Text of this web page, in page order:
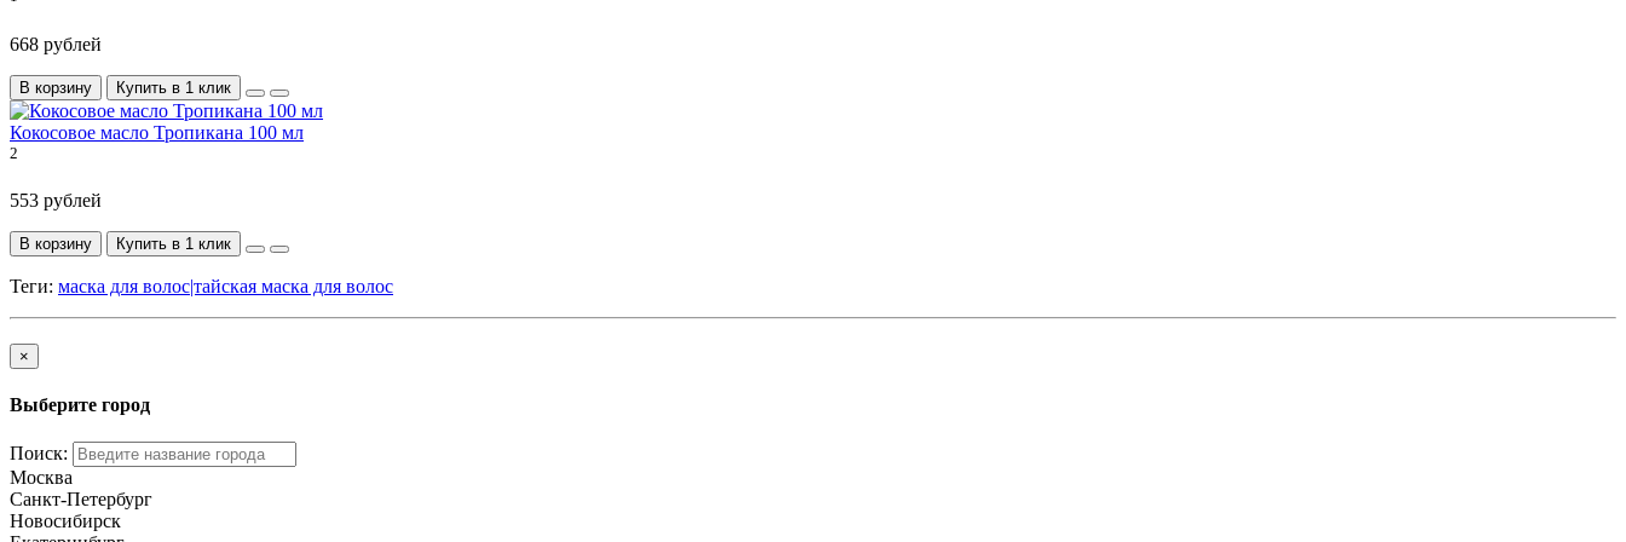
668 рублей
В корзину Купить в 1 клик
Кокосовое масло Тропикана 100 мл
2
553 рублей
В корзину Купить в 1 клик
Теги: маска для волос|тайская маска для волос
×
Выберите город
Поиск:
Москва
Санкт-Петербург
Новосибирск